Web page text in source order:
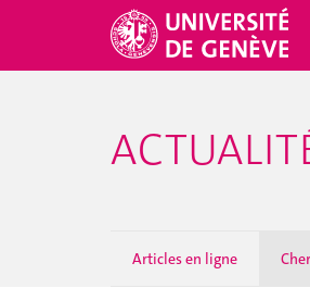
Articles en ligne